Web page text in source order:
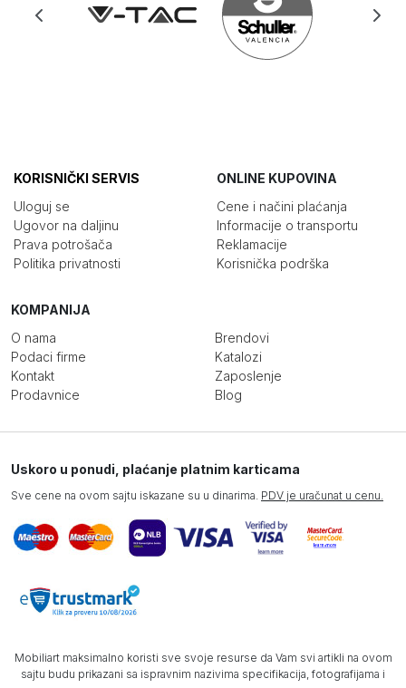
KORISNIČKI SERVIS
Uloguj se
Ugovor na daljinu
Prava potrošača
Politika privatnosti
ONLINE KUPOVINA
Cene i načini plaćanja
Informacije o transportu
Reklamacije
Korisnička podrška
KOMPANIJA
O nama
Podaci firme
Kontakt
Prodavnice
Brendovi
Katalozi
Zaposlenje
Blog
Uskoro u ponudi, plaćanje platnim karticama
Sve cene na ovom sajtu iskazane su u dinarima. PDV je uračunat u cenu.
Mobiliart maksimalno koristi sve svoje resurse da Vam svi artikli na ovom
sajtu budu prikazani sa ispravnim nazivima specifikacija, fotografijama i